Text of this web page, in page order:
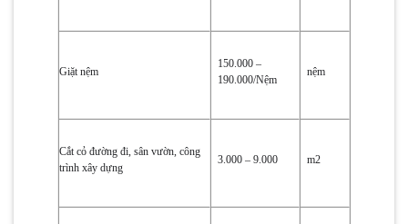
Giặt nệm
150.000 –
190.000/Nệm
nệm
Cắt cỏ đường đi, sân vườn, công
trình xây dựng
3.000 – 9.000 m2